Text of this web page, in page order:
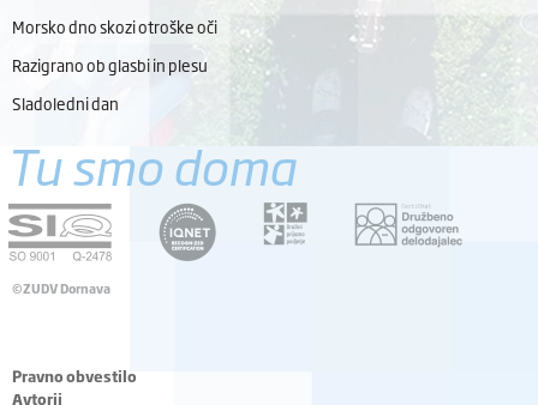
Morsko dno skozi otroške oči
Razigrano ob glasbi in plesu
Sladoledni dan
Tu smo doma
©ZUDV Dornava
Pravno obvestilo
Avtorji